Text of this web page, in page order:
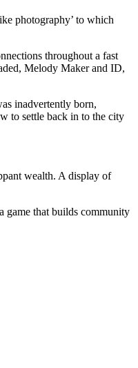
photography’ to which
throughout a fast
Melody Maker and ID,
inadvertently born,
to settle back in to the city
wealth. A display of
game that builds community